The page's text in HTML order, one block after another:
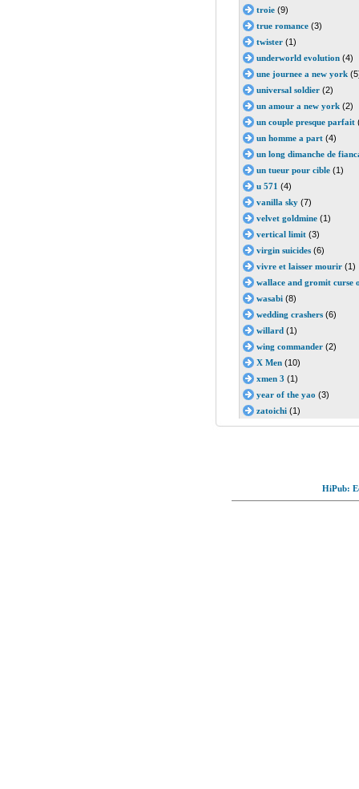
troie (9)
true romance (3)
twister (1)
underworld evolution (4)
une journee a new york
universal soldier (2)
un amour a new york (2)
un couple presque parfait
un homme a part (4)
un long dimanche de
un tueur pour cible (1)
u 571 (4)
vanilla sky (7)
velvet goldmine (1)
vertical limit (3)
virgin suicides (6)
vivre et laisser mourir (1)
wallace and gromit curse
wasabi (8)
wedding crashers (6)
willard (1)
wing commander (2)
X Men (10)
xmen 3 (1)
year of the yao (3)
zatoichi (1)
HiPub: